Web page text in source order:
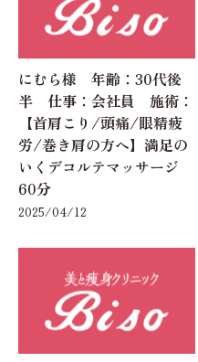
にむら様 年齢：30代後
半 仕事：会社員 施術：
【首肩こり/頭痛/眼精疲
労/巻き肩の方へ】満足の
いくデコルテマッサージ
60分
2025/04/12